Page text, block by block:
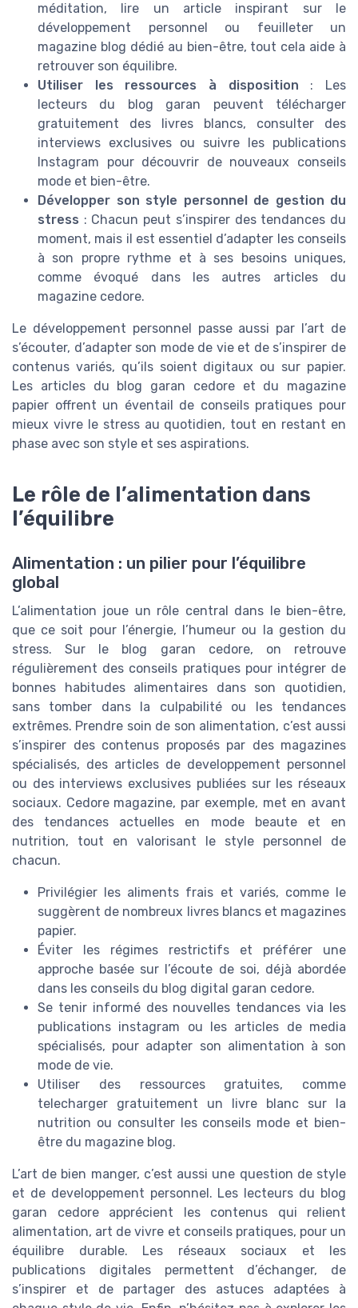
méditation, lire un article inspirant sur le
développement personnel ou feuilleter un
magazine blog dédié au bien-être, tout cela aide à
retrouver son équilibre.
Utiliser les ressources à disposition : Les
lecteurs du blog garan peuvent télécharger
gratuitement des livres blancs, consulter des
interviews exclusives ou suivre les publications
Instagram pour découvrir de nouveaux conseils
mode et bien-être.
Développer son style personnel de gestion du
stress : Chacun peut s’inspirer des tendances du
moment, mais il est essentiel d’adapter les conseils
à son propre rythme et à ses besoins uniques,
comme évoqué dans les autres articles du
magazine cedore.
Le développement personnel passe aussi par l’art de
s’écouter, d’adapter son mode de vie et de s’inspirer de
contenus variés, qu’ils soient digitaux ou sur papier.
Les articles du blog garan cedore et du magazine
papier offrent un éventail de conseils pratiques pour
mieux vivre le stress au quotidien, tout en restant en
phase avec son style et ses aspirations.
Le rôle de l’alimentation dans
l’équilibre
Alimentation : un pilier pour l’équilibre
global
L’alimentation joue un rôle central dans le bien-être,
que ce soit pour l’énergie, l’humeur ou la gestion du
stress. Sur le blog garan cedore, on retrouve
régulièrement des conseils pratiques pour intégrer de
bonnes habitudes alimentaires dans son quotidien,
sans tomber dans la culpabilité ou les tendances
extrêmes. Prendre soin de son alimentation, c’est aussi
s’inspirer des contenus proposés par des magazines
spécialisés, des articles de developpement personnel
ou des interviews exclusives publiées sur les réseaux
sociaux. Cedore magazine, par exemple, met en avant
des tendances actuelles en mode beaute et en
nutrition, tout en valorisant le style personnel de
chacun.
Privilégier les aliments frais et variés, comme le
suggèrent de nombreux livres blancs et magazines
papier.
Éviter les régimes restrictifs et préférer une
approche basée sur l’écoute de soi, déjà abordée
dans les conseils du blog digital garan cedore.
Se tenir informé des nouvelles tendances via les
publications instagram ou les articles de media
spécialisés, pour adapter son alimentation à son
mode de vie.
Utiliser des ressources gratuites, comme
telecharger gratuitement un livre blanc sur la
nutrition ou consulter les conseils mode et bien-
être du magazine blog.
L’art de bien manger, c’est aussi une question de style
et de developpement personnel. Les lecteurs du blog
garan cedore apprécient les contenus qui relient
alimentation, art de vivre et conseils pratiques, pour un
équilibre durable. Les réseaux sociaux et les
publications digitales permettent d’échanger, de
s’inspirer et de partager des astuces adaptées à